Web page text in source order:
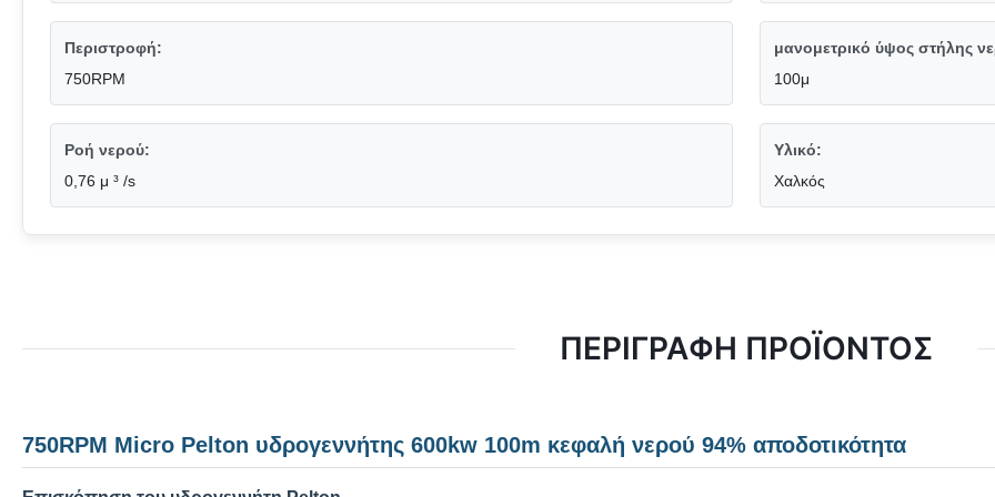
Περιστροφή:
750RPM
μανομετρικό ύψος στήλης
100μ
Ροή νερού:
0,76 μ ³ /s
Υλικό:
Χαλκός
ΠΕΡΙΓΡΑΦΉ ΠΡΟΪΌΝΤΟΣ
750RPM Micro Pelton υδρογεννήτης 600kw 100m κεφαλή νερού 94% αποδοτικότητα